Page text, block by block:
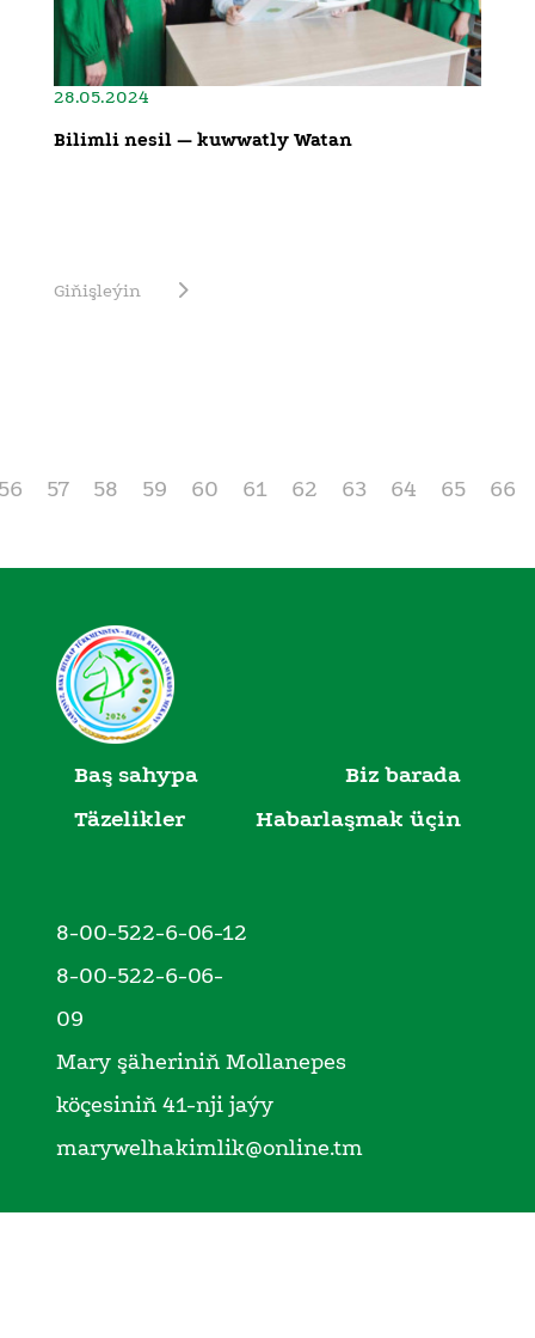
28.05.2024
Bilimli nesil — kuwwatly Watan
Giňişleýin
57 58 59 60 61 62 63 64 65 66
Baş sahypa
Biz barada
Täzelikler
Habarlaşmak üçin
8-00-522-6-06-12
8-00-522-6-06-
09
Mary şäheriniň Mollanepes
köçesiniň 41-nji jaýy
marywelhakimlik@online.tm